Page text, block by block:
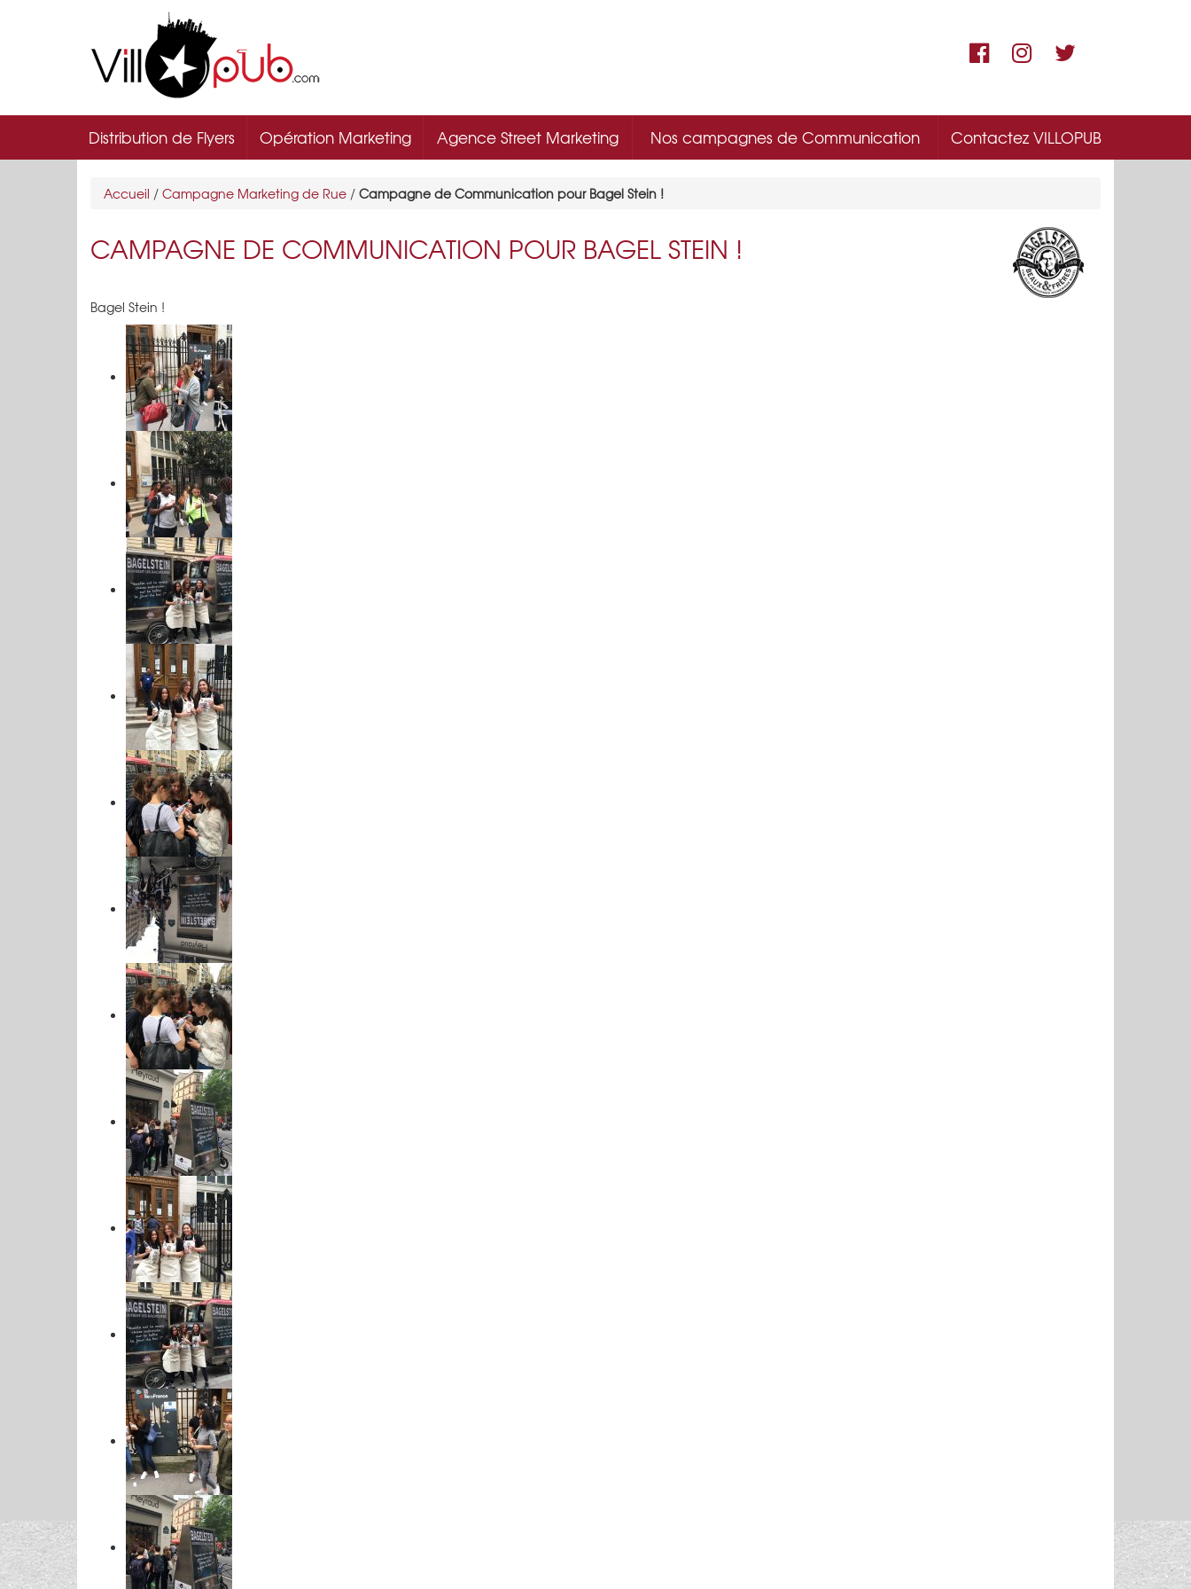
Distribution de Flyers Opération Marketing Agence Street Marketing Nos campagnes de Communication Contactez VILLOPUB
Accueil / Campagne Marketing de Rue / Campagne de Communication pour Bagel Stein !
CAMPAGNE DE COMMUNICATION POUR BAGEL STEIN !
Bagel Stein !